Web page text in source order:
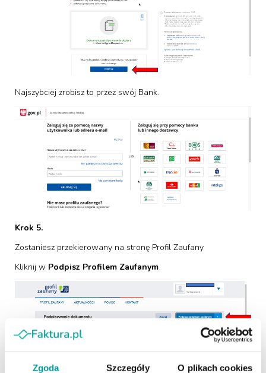
Zgoda Szczegóły O plikach cookies
Najszybciej zrobisz to przez swój Bank.
Krok 5.
Zostaniesz przekierowany na stronę Profil Zaufany
Kliknij w Podpisz Profilem Zaufanym